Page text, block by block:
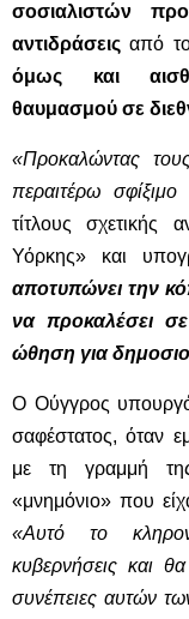
σοσιαλιστών
αντιδράσεις από
όμως και
θαυμασμού σε
«Προκαλώντας
περαιτέρω
τίτλους
Υόρκης» και
αποτυπώνει την
να προκαλέσει
ώθηση για
Ο Ούγγρος
σαφέστατος, όταν
με τη γραμμή
«μνημόνιο» που
«Αυτό το
κυβερνήσεις και
συνέπειες αυτών